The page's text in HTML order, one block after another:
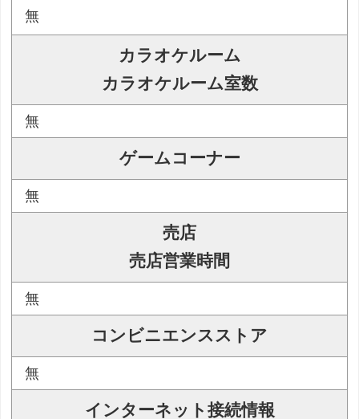
無
カラオケルーム
カラオケルーム室数
無
ゲームコーナー
無
売店
売店営業時間
無
コンビニエンスストア
無
インターネット接続情報